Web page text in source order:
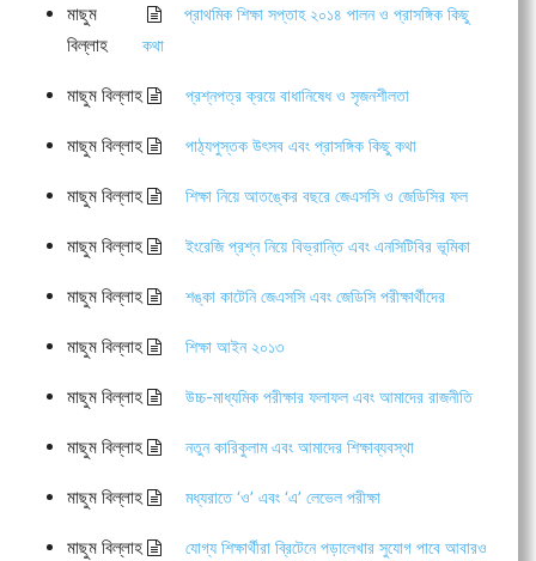
মাছুম
বিল্লাহ
প্রাথমিক শিক্ষা সপ্তাহ ২০১৪ পালন ও প্রাসঙ্গিক কিছু
কথা
মাছুম বিল্লাহ প্রশ্নপত্র ক্রয়ে বাধানিষেধ ও সৃজনশীলতা
মাছুম বিল্লাহ পাঠ্যপুস্তক উৎসব এবং প্রাসঙ্গিক কিছু কথা
মাছুম বিল্লাহ শিক্ষা নিয়ে আতঙ্কের বছরে জেএসসি ও জেডিসির ফল
মাছুম বিল্লাহ ইংরেজি প্রশ্ন নিয়ে বিভ্রান্তি এবং এনসিটিবির ভূমিকা
মাছুম বিল্লাহ শঙ্কা কাটেনি জেএসসি এবং জেডিসি পরীক্ষার্থীদের
মাছুম বিল্লাহ শিক্ষা আইন ২০১৩
মাছুম বিল্লাহ উচ্চ-মাধ্যমিক পরীক্ষার ফলাফল এবং আমাদের রাজনীতি
মাছুম বিল্লাহ নতুন কারিকুলাম এবং আমাদের শিক্ষাব্যবস্থা
মাছুম বিল্লাহ মধ্যরাতে ‘ও’ এবং ‘এ’ লেভেল পরীক্ষা
মাছুম বিল্লাহ যোগ্য শিক্ষার্থীরা ব্রিটেনে পড়ালেখার সুযোগ পাবে আবারও